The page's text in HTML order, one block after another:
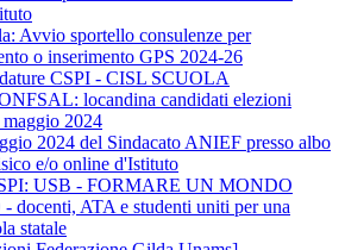
Avvio sportello consulenze per
o inserimento GPS 2024-26
CSPI - CISL SCUOLA
locandina candidati elezioni
2024
2024 del Sindacato ANIEF presso albo
e/o online d'Istituto
USB - FORMARE UN MONDO
docenti, ATA e studenti uniti per una
statale